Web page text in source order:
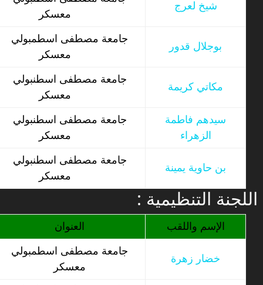
شيخ لعرج
جامعة مصطفى اسطمبولي
بوجلال قدور
جامعة مصطفى اسطنبولي
مكاتي كريمة
جامعة مصطفى اسطنبولي
سيدهم فاطمة
الزهراء
جامعة مصطفى اسطنبولي
بن حاوية يمينة
: اللجنة التنظيمية
العنوان الإسم واللقب
جامعة مصطفى اسطمبولي
معسكر
خضار زهرة